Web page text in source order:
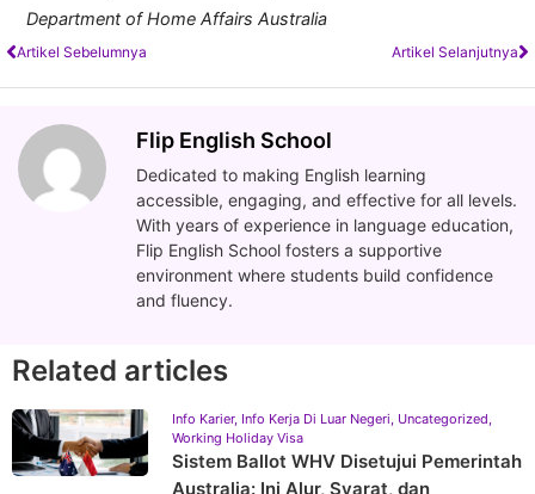
Department of Home Affairs Australia
Artikel Sebelumnya Artikel Selanjutnya
Flip English School
Dedicated to making English learning
accessible, engaging, and effective for all levels.
With years of experience in language education,
Flip English School fosters a supportive
environment where students build confidence
and fluency.
Related articles
Info Karier, Info Kerja Di Luar Negeri Uncategorized
Working Holiday Visa
Sistem Ballot WHV Disetujui Pemerintah
Australia: Ini Alur, Syarat, dan